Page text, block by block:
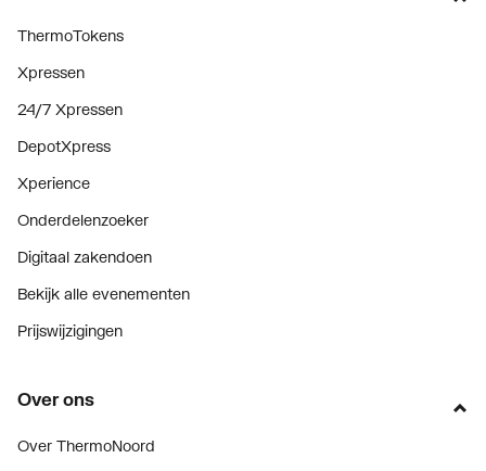
ThermoTokens
Xpressen
24/7 Xpressen
DepotXpress
Xperience
Onderdelenzoeker
Digitaal zakendoen
Bekijk alle evenementen
Prijswijzigingen
Over ons
Over ThermoNoord